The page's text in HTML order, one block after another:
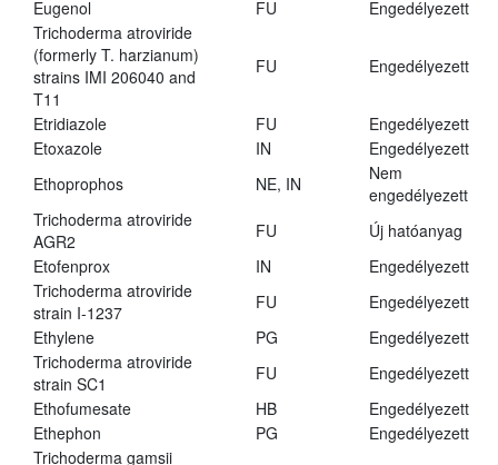
Eugenol
FU
Engedélyezett
Trichoderma atroviride
(formerly T. harzianum)
strains IMI 206040 and
T11
FU Engedélyezett
Etridiazole FU
Engedélyezett
Etoxazole
IN
Engedélyezett
Ethoprophos
NE, IN
Nem
engedélyezett
Trichoderma atroviride
AGR2
FU
Új hatóanyag
Etofenprox
IN
Engedélyezett
Trichoderma atroviride
strain I-1237
FU
Engedélyezett
Ethylene
PG
Engedélyezett
Trichoderma atroviride
strain SC1
FU
Engedélyezett
Ethofumesate
HB
Engedélyezett
Ethephon
PG
Engedélyezett
Trichoderma gamsii